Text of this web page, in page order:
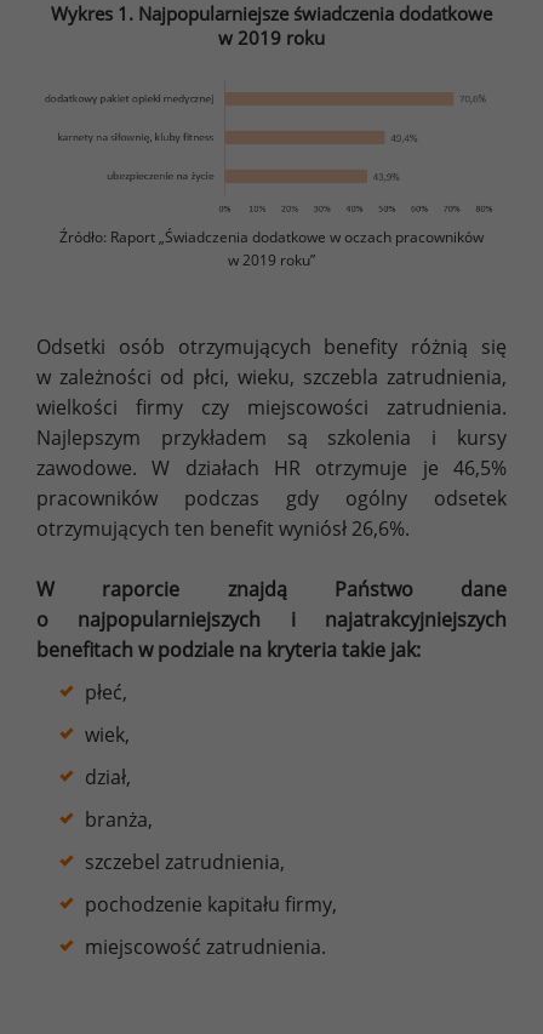
Wykres 1. Najpopularniejsze świadczenia dodatkowe
w 2019 roku
Źródło: Raport „Świadczenia dodatkowe w oczach pracowników
w 2019 roku”
Odsetki osób otrzymujących benefity różnią się
w zależności od płci, wieku, szczebla zatrudnienia,
wielkości firmy czy miejscowości zatrudnienia.
Najlepszym przykładem są szkolenia i kursy
zawodowe. W działach HR otrzymuje je 46,5%
pracowników podczas gdy ogólny odsetek
otrzymujących ten benefit wyniósł 26,6%.
W raporcie znajdą Państwo dane
o najpopularniejszych i najatrakcyjniejszych
benefitach w podziale na kryteria takie jak:
płeć,
wiek,
dział,
branża,
szczebel zatrudnienia,
pochodzenie kapitału firmy,
miejscowość zatrudnienia.